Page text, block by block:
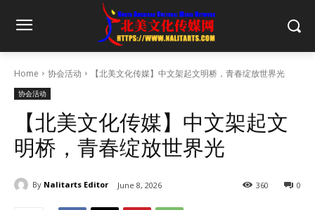
Home 协会活动 【北美文化传媒】中文架起文明桥，青春绽放世界光
协会活动
【北美文化传媒】中文架起文
明桥，青春绽放世界光
By Nalitarts Editor June 8, 2026 0
360